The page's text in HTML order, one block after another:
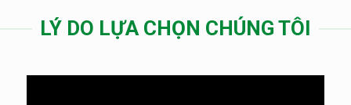
LÝ DO LỰA CHỌN CHÚNG TÔI